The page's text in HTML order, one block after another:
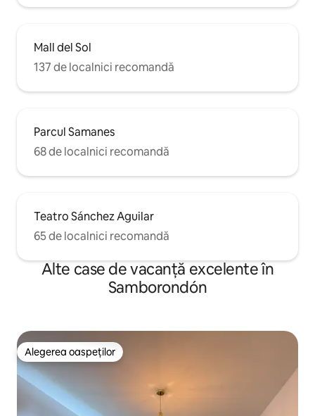
Mall del Sol
137 de localnici recomandă
Parcul Samanes
68 de localnici recomandă
Teatro Sánchez Aguilar
65 de localnici recomandă
Alte case de vacanță excelente în
Samborondón
Alegerea oaspeților
Alegerea oaspeților